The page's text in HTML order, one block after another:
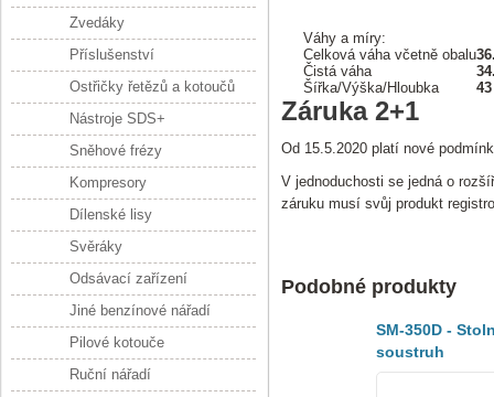
Váhy a míry:
Celková váha včetně obalu
Čistá váha
Šířka/Výška/Hloubka
Záruka 2+1
Od 15.5.2020 platí nové
V jednoduchosti se jedná o
záruku musí svůj produkt
Podobné produkty
SM-350D -
soustruh
Zvedáky
Příslušenství
Ostřičky řetězů a kotoučů
Nástroje SDS+
Sněhové frézy
Kompresory
Dílenské lisy
Svěráky
Odsávací zařízení
Jiné benzínové nářadí
Pilové kotouče
Ruční nářadí